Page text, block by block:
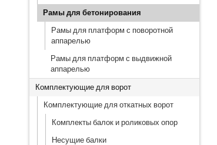
Рамы для бетонирования
Рамы для платформ с поворотной
аппарелью
Рамы для платформ с выдвижной
аппарелью
Комплектующие для ворот
Комплектующие для откатных ворот
Комплекты балок и роликовых опор
Несущие балки